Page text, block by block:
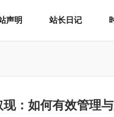
声明 站长日记
：如何有效管理